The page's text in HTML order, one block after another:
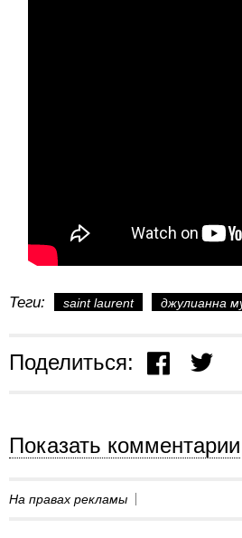
Теги: saint laurent джулианна
Поделиться:
Показать комментарии
На правах рекламы